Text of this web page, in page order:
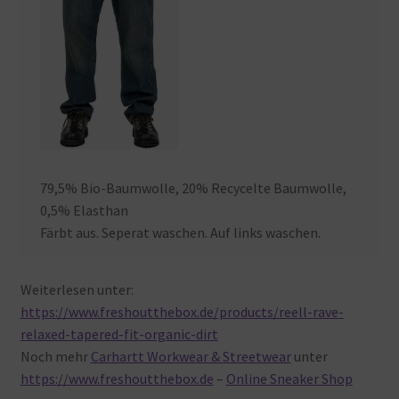
79,5% Bio-Baumwolle, 20% Recycelte Baumwolle,
0,5% Elasthan
Färbt aus. Seperat waschen. Auf links waschen.
Weiterlesen unter:
https://www.freshoutthebox.de/products/reell-rave-
relaxed-tapered-fit-organic-dirt
Noch mehr Carhartt Workwear & Streetwearunter
https://www.freshoutthebox.de – Online Sneaker Shop